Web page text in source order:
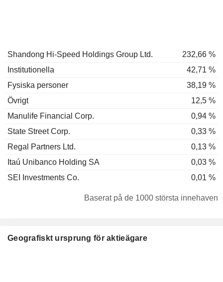
Shandong Hi-Speed Holdings Group Ltd.
232,66 %
Institutionella
42,71 %
Fysiska personer
38,19 %
Övrigt
12,5 %
Manulife Financial Corp.
0,94 %
State Street Corp.
0,33 %
Regal Partners Ltd.
0,13 %
Itaú Unibanco Holding SA
0,03 %
SEI Investments Co.
0,01 %
Baserat på de 1000 största innehaven
Geografiskt ursprung för aktieägare